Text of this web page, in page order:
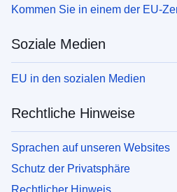
Kommen Sie in einem der EU-
Soziale Medien
EU in den sozialen Medien
Rechtliche Hinweise
Sprachen auf unseren Websites
Schutz der Privatsphäre
Rechtlicher Hinweis